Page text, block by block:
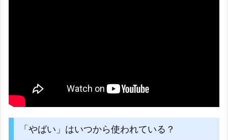
「やばい」はいつから使われている？